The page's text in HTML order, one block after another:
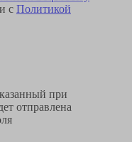
с Политикой
при
отправлена